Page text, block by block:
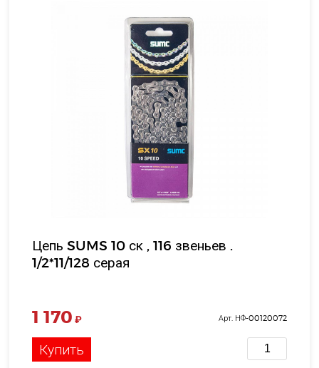
Цепь SUMS 10 ск , 116 звеньев .
1/2*11/128 серая
1 170 ₽ Арт. НФ-00120072
Купить